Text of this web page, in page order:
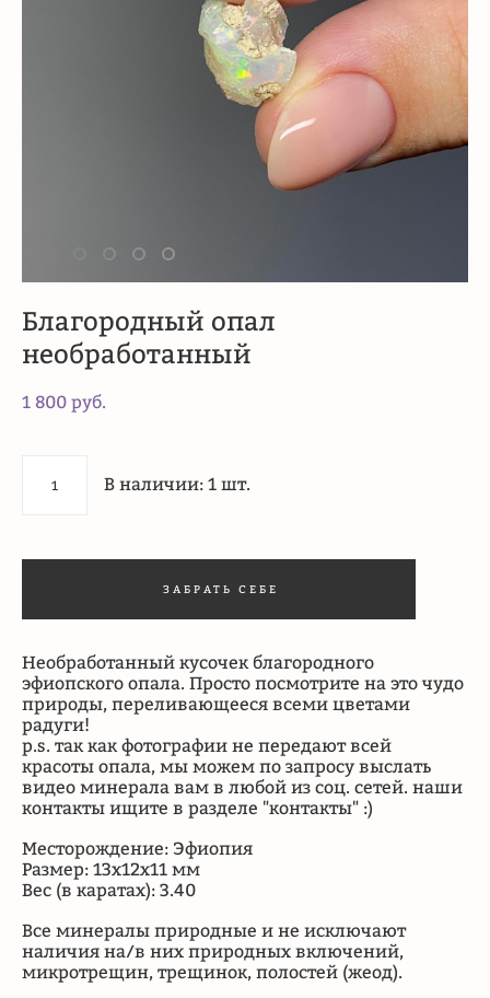
Благородный опал
необработанный
1 800 pуб.
В наличии:1шт.
ЗАБРАТЬ СЕБЕ
Необработанный кусочек благородного
эфиопского опала. Просто посмотрите на это чудо
природы, переливающееся всеми цветами
радуги!
p.s. так как фотографии не передают всей
красоты опала, мы можем по запросу выслать
видео минерала вам в любой из соц. сетей. наши
контакты ищите в разделе "контакты" :)
Месторождение: Эфиопия
Размер: 13х12х11 мм
Вес (в каратах): 3.40
Все минералы природные и не исключают
наличия на/в них природных включений,
микротрещин, трещинок, полостей (жеод).